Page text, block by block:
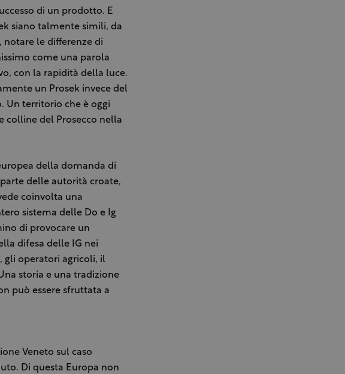
di un prodotto. E
siano talmente simili, da
notare le differenze di
come una parola
con la rapidità della luce.
un Prosek invece del
Un territorio che è oggi
colline del Prosecco nella
della domanda di
delle autorità croate,
coinvolta una
sistema delle Do e Ig
di provocare un
difesa delle IG nei
gli operatori agricoli, il
storia e una tradizione
può essere sfruttata a
Veneto sul caso
Di questa Europa non